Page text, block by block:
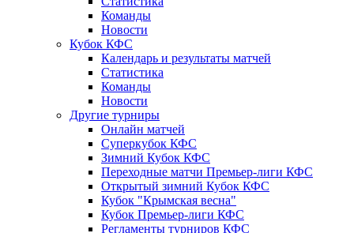
Команды
Новости
Кубок КФС
Календарь и результаты матчей
Статистика
Команды
Новости
Другие турниры
Онлайн матчей
Суперкубок КФС
Зимний Кубок КФС
Переходные матчи Премьер-лиги КФС
Открытый зимний Кубок КФС
Кубок "Крымская весна"
Кубок Премьер-лиги КФС
Регламенты турниров КФС